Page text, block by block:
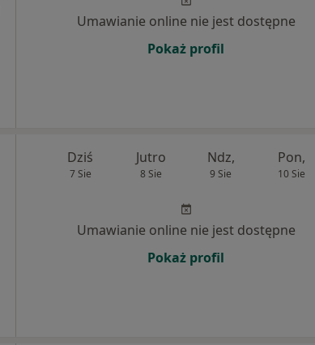
Umawianie online nie jest dostępne
Pokaż profil
Dziś
7 Sie
Jutro
8 Sie
Ndz,
9 Sie
Pon,
10 Sie
Umawianie online nie jest dostępne
Pokaż profil